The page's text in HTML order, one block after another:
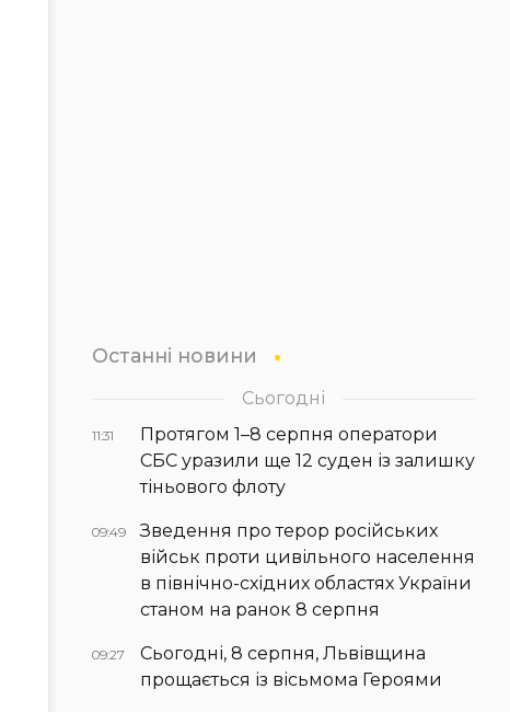
Останні новини
Сьогодні
11:31
Протягом 1–8 серпня оператори
СБС уразили ще 12 суден із залишку
тіньового флоту
09:49
Зведення про терор російських
військ проти цивільного населення
в північно-східних областях України
станом на ранок 8 серпня
09:27
Сьогодні, 8 серпня, Львівщина
прощається із вісьмома Героями